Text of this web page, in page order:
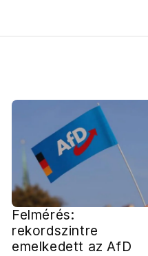
Felmérés:
rekordszintre
emelkedett az AfD